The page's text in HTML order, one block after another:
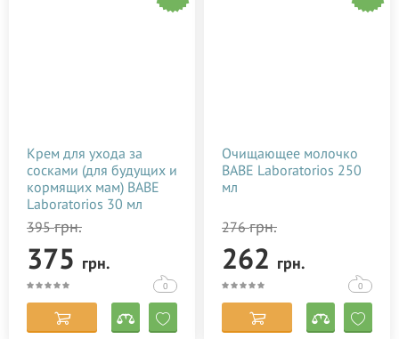
Крем для ухода за
сосками (для будущих и
кормящих мам) BABE
Laboratorios 30 мл
395грн.
375 грн.
0
Очищающее молочко
BABE Laboratorios 250
мл
276грн.
262 грн.
0